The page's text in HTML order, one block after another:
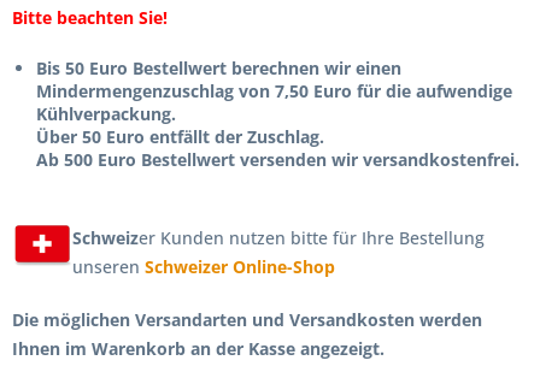
Bitte beachten Sie!
Bis 50 Euro Bestellwert berechnen wir einen
Mindermengenzuschlag von 7,50 Euro für die aufwendige
Kühlverpackung.
Über 50 Euro entfällt der Zuschlag.
Ab 500 Euro Bestellwert versenden wir versandkostenfrei.
Schweizer Kunden nutzen bitte für Ihre Bestellung
unseren Schweizer Online-Shop
Die möglichen Versandarten und Versandkosten werden
Ihnen im Warenkorb an der Kasse angezeigt.